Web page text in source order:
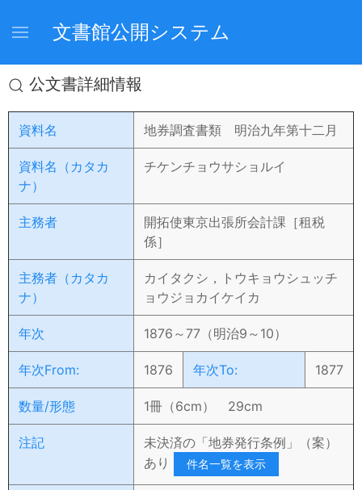
文書館公開システム
公文書詳細情報
資料名 地券調査書類 明治九年第十二月
資料名（カタカ
ナ）
チケンチョウサショルイ
主務者
開拓使東京出張所会計課［租税
係］
主務者（カタカ
ナ）
カイタクシ，トウキョウシュッチ
ョウジョカイケイカ
年次 1876～77（明治9～10）
年次From: 1876 年次To: 1877
数量/形態 1冊（6cm） 29cm
注記
未決済の「地券発行条例」（案）
あり
件名一覧を表示